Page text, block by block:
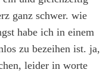
ganz schwer. wie
habe ich in einem
zu bezeihen ist. ja,
leider in worte